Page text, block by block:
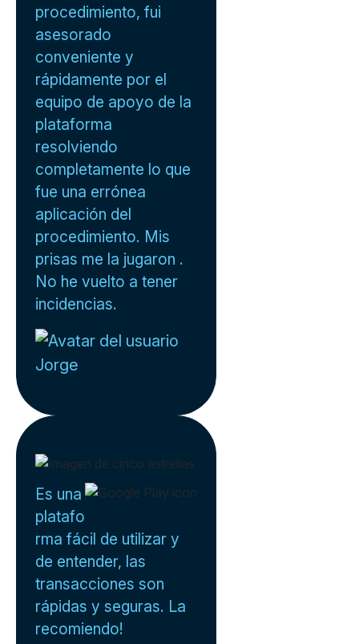
procedimiento, fui
asesorado
conveniente y
rápidamente por el
equipo de apoyo de la
plataforma
resolviendo
completamente lo que
fue una errónea
aplicación del
procedimiento. Mis
prisas me la jugaron .
No he vuelto a tener
incidencias.
Jorge
Es una
platafo
rma fácil de utilizar y
de entender, las
transacciones son
rápidas y seguras. La
recomiendo!